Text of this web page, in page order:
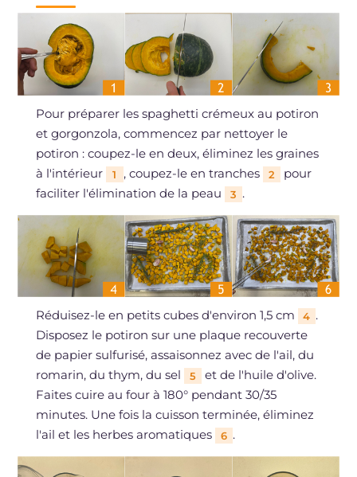
Pour préparer les spaghetti crémeux au potiron
et gorgonzola, commencez par nettoyer le
potiron : coupez-le en deux, éliminez les graines
à l'intérieur
1 , coupez-le en tranches 2
pour
faciliter l'élimination de la peau
3 .
Réduisez-le en petits cubes d'environ 1,5 cm 4 .
Disposez le potiron sur une plaque recouverte
de papier sulfurisé, assaisonnez avec de l'ail, du
romarin, du thym, du sel
5
et de l'huile d'olive.
Faites cuire au four à 180° pendant 30/35
minutes. Une fois la cuisson terminée, éliminez
l'ail et les herbes aromatiques
6 .